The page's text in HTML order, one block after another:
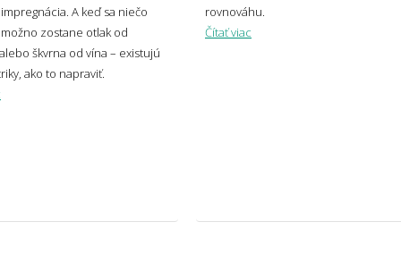
a umiestnenie
správnu veľkosť koberca?
A keď sa niečo
zostane otlak od
škvrna od vína – existujú
ako to napraviť.
rovnováhu.
Čítať viac